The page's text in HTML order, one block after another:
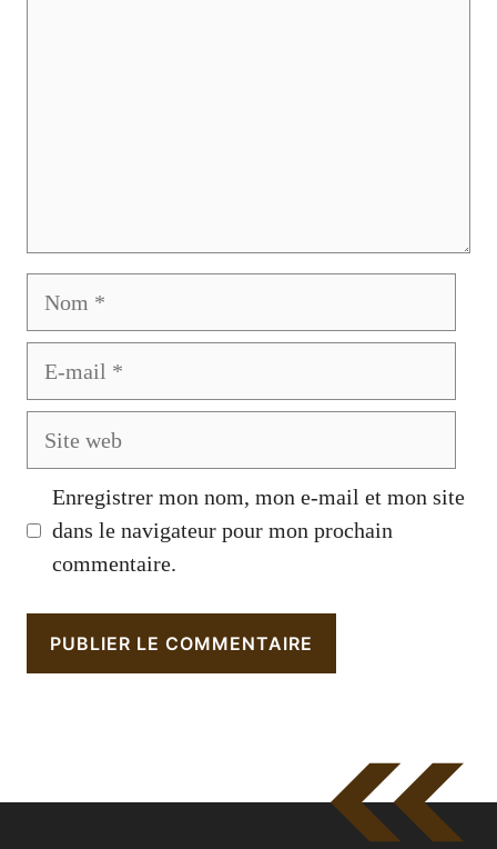
Enregistrer mon nom, mon e-mail et mon site
dans le navigateur pour mon prochain
commentaire.